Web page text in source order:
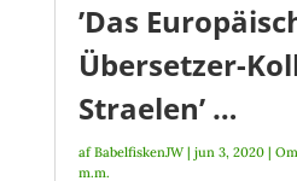
’Das
Übersetzer-
Straelen’ …
afBabelfiskenJW| jun 3, 2020|
m.m.